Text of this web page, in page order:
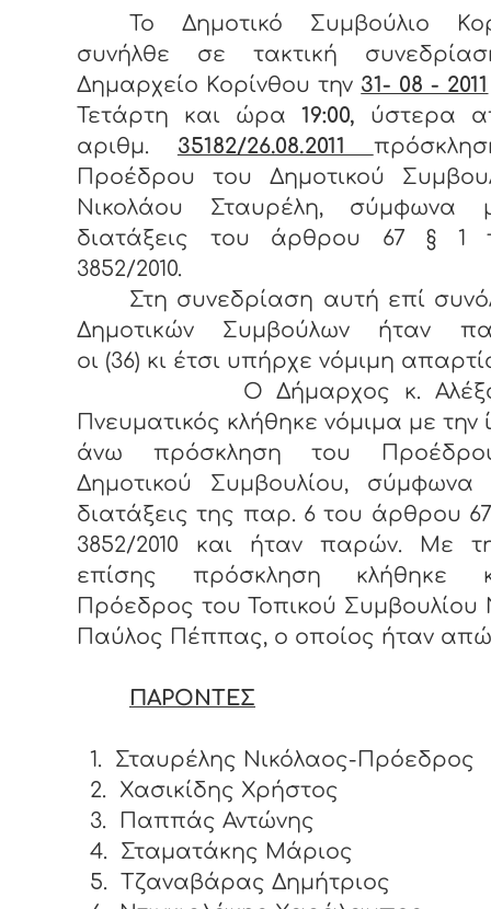
Το Δημοτικό Συμβούλιο
συνήλθε σε τακτική
Δημαρχείο Κορίνθου την 31- 08 - 2011
Τετάρτη και ώρα19:00, ύστερα
αριθμ. 35182/26.08.2011
Προέδρου του Δημοτικού
Νικολάου Σταυρέλη, σύμφωνα
διατάξεις του άρθρου 67 § 1
3852/2010.
Στη συνεδρίαση αυτή επί
Δημοτικών Συμβούλων ήταν
οι (36) κι έτσι υπήρχε νόμιμη
Ο Δήμαρχος κ.
Πνευματικός κλήθηκε νόμιμα με την
άνω πρόσκληση του
Δημοτικού Συμβουλίου, σύμφωνα
διατάξεις της παρ. 6 του άρθρου
3852/2010 και ήταν παρών. Με
επίσης πρόσκληση κλήθηκε
Πρόεδρος του Τοπικού Συμβουλίου
Παύλος Πέππας, ο οποίος ήταν
ΠΑΡΟΝΤΕΣ
1.
Σταυρέλης Νικόλαος-Πρόεδρος
2.
Χασικίδης Χρήστος
3.
Παππάς Αντώνης
4.
Σταματάκης Μάριος
5.
Τζαναβάρας Δημήτριος